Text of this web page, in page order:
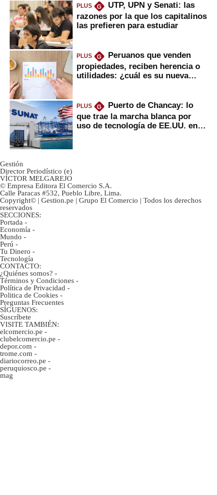
PLUS G
UTP, UPN y Senati: las
razones por la que los capitalinos
las prefieren para estudiar
PLUS G
Peruanos que venden
propiedades, reciben herencia o
utilidades: ¿cuál es su nueva
PLUS G
Puerto de Chancay: lo
que trae la marcha blanca por
uso de tecnología de EE.UU. en
Gestión
Director Periodístico (e)
VÍCTOR MELGAREJO
© Empresa Editora El Comercio S.A.
Calle Paracas #532, Pueblo Libre, Lima.
Copyright© | Gestion.pe | Grupo El Comercio | Todos los derechos
reservados
SECCIONES:
Portada -
Economía -
Mundo -
Perú -
Tu Dinero -
Tecnología
CONTACTO:
¿Quiénes somos? -
Términos y Condiciones -
Política de Privacidad -
Politica de Cookies -
Preguntas Frecuentes
SÍGUENOS:
Suscríbete
VISITE TAMBIÉN:
elcomercio.pe -
clubelcomercio.pe -
depor.com -
trome.com -
diariocorreo.pe -
peruquiosco.pe -
mag